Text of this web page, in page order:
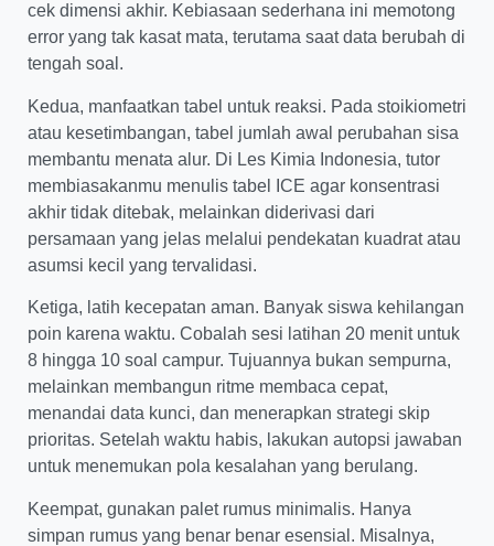
cek dimensi akhir. Kebiasaan sederhana ini memotong
error yang tak kasat mata, terutama saat data berubah di
tengah soal.
Kedua, manfaatkan tabel untuk reaksi. Pada stoikiometri
atau kesetimbangan, tabel jumlah awal perubahan sisa
membantu menata alur. Di Les Kimia Indonesia, tutor
membiasakanmu menulis tabel ICE agar konsentrasi
akhir tidak ditebak, melainkan diderivasi dari
persamaan yang jelas melalui pendekatan kuadrat atau
asumsi kecil yang tervalidasi.
Ketiga, latih kecepatan aman. Banyak siswa kehilangan
poin karena waktu. Cobalah sesi latihan 20 menit untuk
8 hingga 10 soal campur. Tujuannya bukan sempurna,
melainkan membangun ritme membaca cepat,
menandai data kunci, dan menerapkan strategi skip
prioritas. Setelah waktu habis, lakukan autopsi jawaban
untuk menemukan pola kesalahan yang berulang.
Keempat, gunakan palet rumus minimalis. Hanya
simpan rumus yang benar benar esensial. Misalnya,